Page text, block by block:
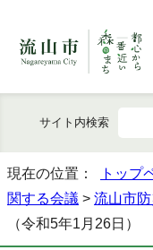
サイト内検索
現在の位置： トップ
関する会議 > 流山市
（令和5年1月26日）